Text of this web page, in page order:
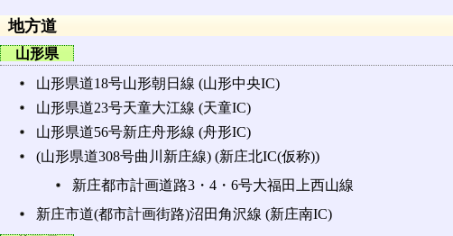
地方道
山形県
山形県道18号山形朝日線 (山形中央IC)
山形県道23号天童大江線 (天童IC)
山形県道56号新庄舟形線 (舟形IC)
(山形県道308号曲川新庄線) (新庄北IC(仮称))
新庄都市計画道路3・4・6号大福田上西山線
新庄市道(都市計画街路)沼田角沢線 (新庄南IC)